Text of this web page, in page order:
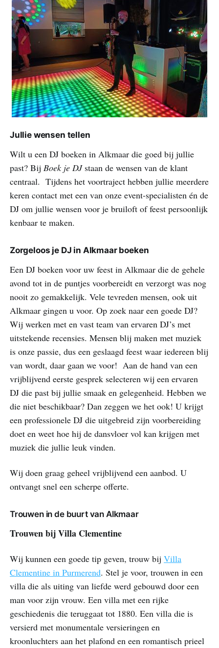
Jullie wensen tellen
Wilt u een DJ boeken in Alkmaar die goed bij jullie
past? Bij Boek je DJstaan de wensen van de klant
centraal. Tijdens het voortraject hebben jullie meerdere
keren contact met een van onze event-specialisten én de
DJ om jullie wensen voor je bruiloft of feest persoonlijk
kenbaar te maken.
Zorgeloos je DJ in Alkmaar boeken
Een DJ boeken voor uw feest in Alkmaar die de gehele
avond tot in de puntjes voorbereidt en verzorgt was nog
nooit zo gemakkelijk. Vele tevreden mensen, ook uit
Alkmaar gingen u voor. Op zoek naar een goede DJ?
Wij werken met en vast team van ervaren DJ’s met
uitstekende recensies. Mensen blij maken met muziek
is onze passie, dus een geslaagd feest waar iedereen blij
van wordt, daar gaan we voor! Aan de hand van een
vrijblijvend eerste gesprek selecteren wij een ervaren
DJ die past bij jullie smaak en gelegenheid. Hebben we
die niet beschikbaar? Dan zeggen we het ook! U krijgt
een professionele DJ die uitgebreid zijn voorbereiding
doet en weet hoe hij de dansvloer vol kan krijgen met
muziek die jullie leuk vinden.
Wij doen graag geheel vrijblijvend een aanbod. U
ontvangt snel een scherpe offerte.
Trouwen in de buurt van Alkmaar
Trouwen bij Villa Clementine
Wij kunnen een goede tip geven, trouw bij Villa
Clementine in Purmerend. Stel je voor, trouwen in een
villa die als uiting van liefde werd gebouwd door een
man voor zijn vrouw. Een villa met een rijke
geschiedenis die teruggaat tot 1880. Een villa die is
versierd met monumentale versieringen en
kroonluchters aan het plafond en een romantisch prieel